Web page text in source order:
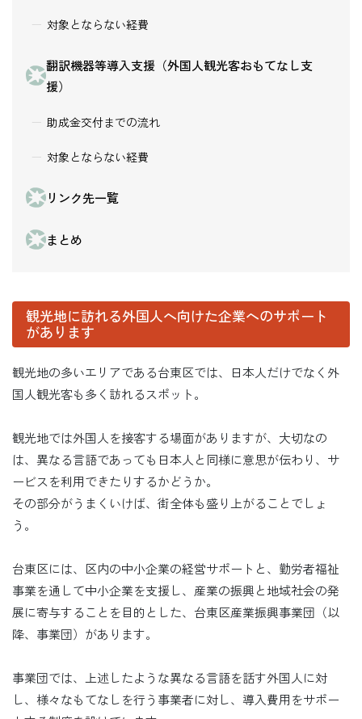
対象とならない経費
翻訳機器等導入支援（外国人観光客おもてなし支
援）
助成金交付までの流れ
対象とならない経費
リンク先一覧
まとめ
観光地に訪れる外国人へ向けた企業へのサポート
があります
観光地の多いエリアである台東区では、日本人だけでなく外
国人観光客も多く訪れるスポット。
観光地では外国人を接客する場面がありますが、大切なの
は、異なる言語であっても日本人と同様に意思が伝わり、サ
ービスを利用できたりするかどうか。
その部分がうまくいけば、街全体も盛り上がることでしょ
う。
台東区には、区内の中小企業の経営サポートと、勤労者福祉
事業を通して中小企業を支援し、産業の振興と地域社会の発
展に寄与することを目的とした、台東区産業振興事業団（以
降、事業団）があります。
事業団では、上述したような異なる言語を話す外国人に対
し、様々なもてなしを行う事業者に対し、導入費用をサポー